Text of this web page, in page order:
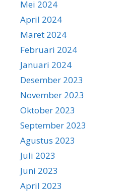
Mei 2024
April 2024
Maret 2024
Februari 2024
Januari 2024
Desember 2023
November 2023
Oktober 2023
September 2023
Agustus 2023
Juli 2023
Juni 2023
April 2023